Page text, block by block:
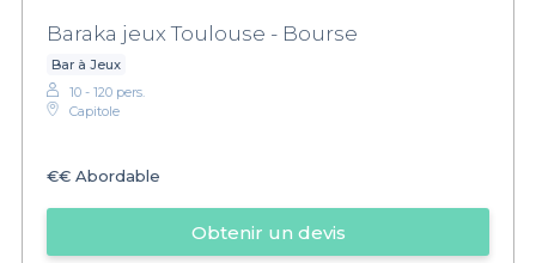
Baraka jeux Toulouse - Bourse
Bar à Jeux
10 - 120 pers.
Capitole
€€ Abordable
Obtenir un devis